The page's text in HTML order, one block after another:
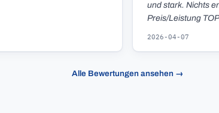
und stark. Nichts
Preis/Leistung
2026-04-07
Alle Bewertungen ansehen →